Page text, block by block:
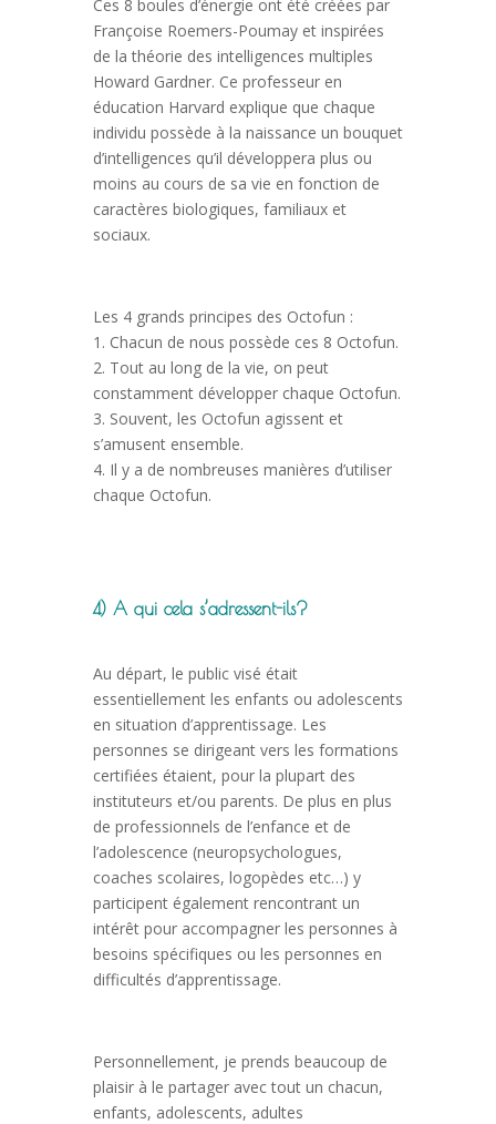
Ces 8 boules d’énergie ont été créées par
Françoise Roemers-Poumay et inspirées
de la théorie des intelligences multiples
Howard Gardner. Ce professeur en
éducation Harvard explique que chaque
individu possède à la naissance un bouquet
d’intelligences qu’il développera plus ou
moins au cours de sa vie en fonction de
caractères biologiques, familiaux et
sociaux.
Les 4 grands principes des Octofun :
1. Chacun de nous possède ces 8 Octofun.
2. Tout au long de la vie, on peut
constamment développer chaque Octofun.
3. Souvent, les Octofun agissent et
s’amusent ensemble.
4. Il y a de nombreuses manières d’utiliser
chaque Octofun.
4) A qui cela s’adressent-ils?
Au départ, le public visé était
essentiellement les enfants ou adolescents
en situation d’apprentissage. Les
personnes se dirigeant vers les formations
certifiées étaient, pour la plupart des
instituteurs et/ou parents. De plus en plus
de professionnels de l’enfance et de
l’adolescence (neuropsychologues,
coaches scolaires, logopèdes etc…) y
participent également rencontrant un
intérêt pour accompagner les personnes à
besoins spécifiques ou les personnes en
difficultés d’apprentissage.
Personnellement, je prends beaucoup de
plaisir à le partager avec tout un chacun,
enfants, adolescents, adultes